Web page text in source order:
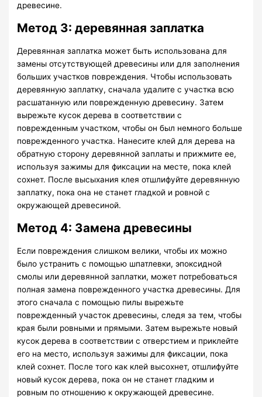
древесине.
Метод 3: деревянная заплатка
Деревянная заплатка может быть использована для
замены отсутствующей древесины или для заполнения
больших участков повреждения. Чтобы использовать
деревянную заплатку, сначала удалите с участка всю
расшатанную или поврежденную древесину. Затем
вырежьте кусок дерева в соответствии с
поврежденным участком, чтобы он был немного больше
поврежденного участка. Нанесите клей для дерева на
обратную сторону деревянной заплаты и прижмите ее,
используя зажимы для фиксации на месте, пока клей
сохнет. После высыхания клея отшлифуйте деревянную
заплатку, пока она не станет гладкой и ровной с
окружающей древесиной.
Метод 4: Замена древесины
Если повреждения слишком велики, чтобы их можно
было устранить с помощью шпатлевки, эпоксидной
смолы или деревянной заплатки, может потребоваться
полная замена поврежденного участка древесины. Для
этого сначала с помощью пилы вырежьте
поврежденный участок древесины, следя за тем, чтобы
края были ровными и прямыми. Затем вырежьте новый
кусок дерева в соответствии с отверстием и приклейте
его на место, используя зажимы для фиксации, пока
клей сохнет. После того как клей высохнет, отшлифуйте
новый кусок дерева, пока он не станет гладким и
ровным по отношению к окружающей древесине.